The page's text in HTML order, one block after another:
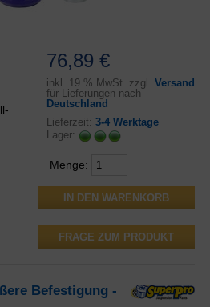
76,89 €
inkl. 19 % MwSt. zzgl. Versand
für Lieferungen nach
Deutschland
Lieferzeit: 3-4 Werktage
Lager:
Menge:
FRAGE ZUM PRODUKT
Befestigung -